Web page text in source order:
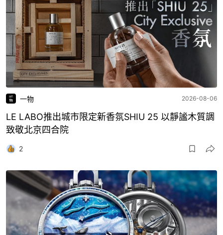
一物 2026-08-06
LE LABO推出城市限定新香氛SHIU 25 以靜謐木質調
致敬北京四合院
2